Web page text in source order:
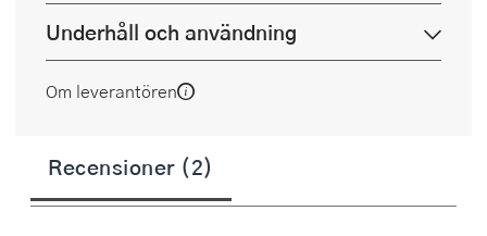
Underhåll och användning
Om leverantören
Recensioner (2)